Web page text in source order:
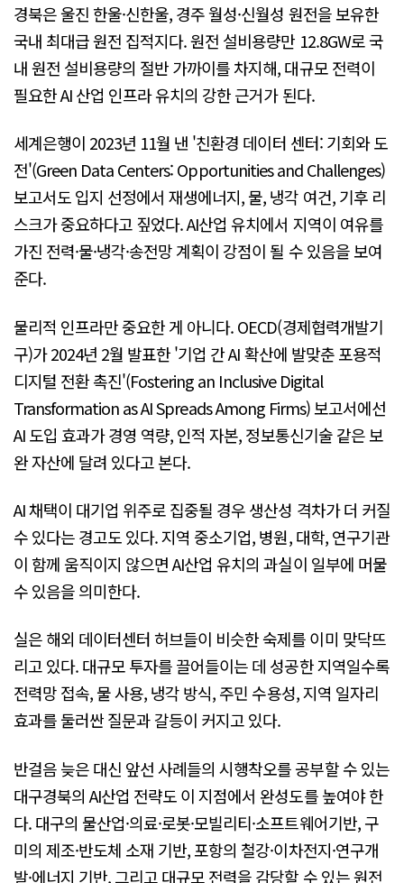
경북은 울진 한울·신한울, 경주 월성·신월성 원전을 보유한
국내 최대급 원전 집적지다. 원전 설비용량만 12.8GW로 국
내 원전 설비용량의 절반 가까이를 차지해, 대규모 전력이
필요한 AI 산업 인프라 유치의 강한 근거가 된다.
세계은행이 2023년 11월 낸 '친환경 데이터 센터: 기회와 도
전'(Green Data Centers: Opportunities and Challenges)
보고서도 입지 선정에서 재생에너지, 물, 냉각 여건, 기후 리
스크가 중요하다고 짚었다. AI산업 유치에서 지역이 여유를
가진 전력·물·냉각·송전망 계획이 강점이 될 수 있음을 보여
준다.
물리적 인프라만 중요한 게 아니다. OECD(경제협력개발기
구)가 2024년 2월 발표한 '기업 간 AI 확산에 발맞춘 포용적
디지털 전환 촉진'(Fostering an Inclusive Digital
Transformation as AI Spreads Among Firms) 보고서에선
AI 도입 효과가 경영 역량, 인적 자본, 정보통신기술 같은 보
완 자산에 달려 있다고 본다.
AI 채택이 대기업 위주로 집중될 경우 생산성 격차가 더 커질
수 있다는 경고도 있다. 지역 중소기업, 병원, 대학, 연구기관
이 함께 움직이지 않으면 AI산업 유치의 과실이 일부에 머물
수 있음을 의미한다.
실은 해외 데이터센터 허브들이 비슷한 숙제를 이미 맞닥뜨
리고 있다. 대규모 투자를 끌어들이는 데 성공한 지역일수록
전력망 접속, 물 사용, 냉각 방식, 주민 수용성, 지역 일자리
효과를 둘러싼 질문과 갈등이 커지고 있다.
반걸음 늦은 대신 앞선 사례들의 시행착오를 공부할 수 있는
대구경북의 AI산업 전략도 이 지점에서 완성도를 높여야 한
다. 대구의 물산업·의료·로봇·모빌리티·소프트웨어기반, 구
미의 제조·반도체 소재 기반, 포항의 철강·이차전지·연구개
발·에너지 기반, 그리고 대규모 전력을 감당할 수 있는 원전